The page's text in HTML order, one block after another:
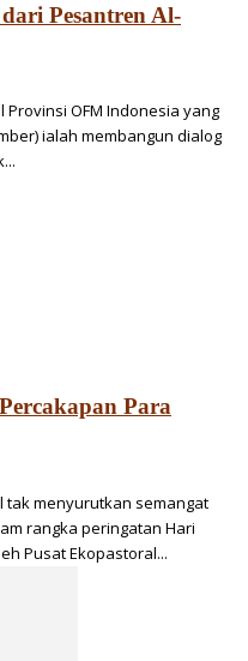
Pesantren Al-
OFM Indonesia yang
ialah membangun di­alog
Para
tak menyurutkan semangat
rangka peringatan Hari
Pusat Ekopastoral...